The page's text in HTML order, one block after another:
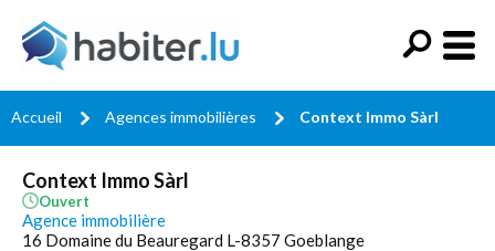
Accueil Agences immobilières Context Immo Sàrl
Context Immo Sàrl
Ouvert
Agence immobilière
16 Domaine du Beauregard L-8357 Goeblange